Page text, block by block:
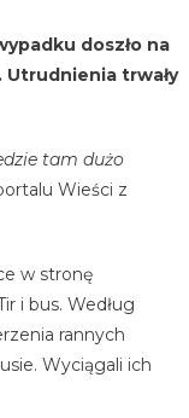
doszło na
trwały
tam dużo
Wieści z
w stronę
i bus. Według
rannych
Wyciągali ich